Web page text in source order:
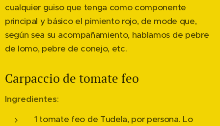
cualquier guiso que tenga como componente
principal y básico el pimiento rojo, de mode que,
según sea su acompañamiento, hablamos de pebre
de lomo, pebre de conejo, etc.
Carpaccio de tomate feo
Ingredientes:
1 tomate feo de Tudela, por persona. Lo